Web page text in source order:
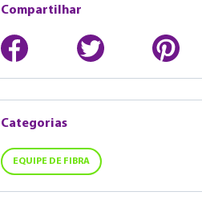
Compartilhar
Categorias
EQUIPE DE FIBRA